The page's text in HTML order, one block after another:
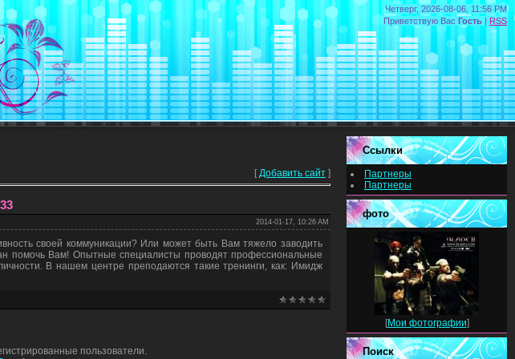
Четверг, 2026-08-06, 11:56 PM
Приветствую Вас Гость | RSS
[ Добавить сайт ]
2014-01-17, 10:26 AM
своей коммуникации? Или может быть Вам тяжело заводить
помочь Вам! Опытные специалисты проводят профессиональные
В нашем центре преподаются такие тренинги, как: Имидж
пользователи.
Ссылки
Партнеры
Партнеры
фото
[Мои фотографии]
Поиск